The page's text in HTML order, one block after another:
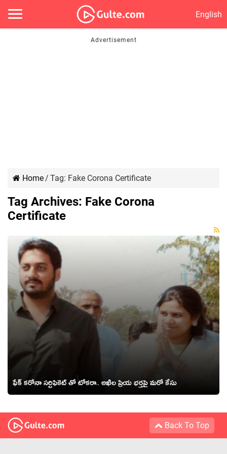
English
Home/ Tag: Fake Corona Certificate
Tag Archives: Fake Corona
Certificate
ఫేక్ కరోనా సర్టిఫికెట్ తో టోకరా.. అఖిల ప్రియ భర్తపై మరో కేసు
Back To Top